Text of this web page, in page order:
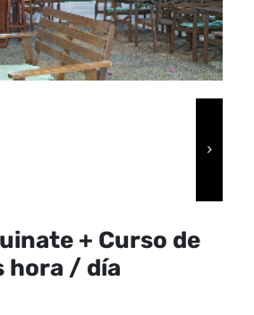
+ Curso de
hora / día